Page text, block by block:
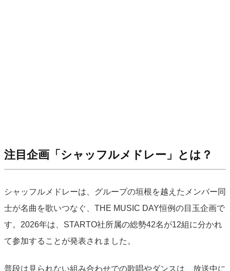
注目企画「シャッフルメドレー」とは？
シャッフルメドレーは、グループの垣根を越えたメンバー同
士が名曲を歌いつなぐ、THE MUSIC DAY恒例の目玉企画で
す。2026年は、STARTO社所属の総勢42名が12組に分かれ
て参加することが発表されました。
普段は見られない組み合わせでの歌唱やダンスは、放送中に